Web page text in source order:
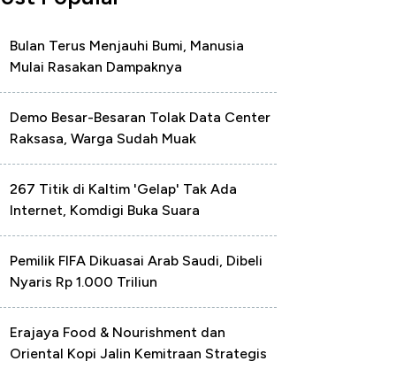
Bulan Terus Menjauhi Bumi, Manusia
Mulai Rasakan Dampaknya
Demo Besar-Besaran Tolak Data Center
Raksasa, Warga Sudah Muak
267 Titik di Kaltim 'Gelap' Tak Ada
Internet, Komdigi Buka Suara
Pemilik FIFA Dikuasai Arab Saudi, Dibeli
Nyaris Rp 1.000 Triliun
Erajaya Food & Nourishment dan
Oriental Kopi Jalin Kemitraan Strategis